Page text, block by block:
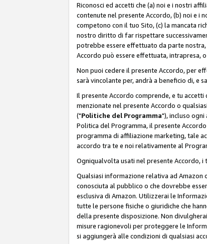
Riconosci ed accetti che (a) noi e i nostri
contenute nel presente Accordo, (b) noi e i
competono con il tuo Sito, (c) la mancata
nostro diritto di far rispettare
potrebbe essere effettuato da parte nostra,
Accordo può essere effettuata, intrapresa,
Non puoi cedere il presente Accordo, per
sarà vincolante per, andrà a beneficio di, e
Il presente Accordo comprende, e tu
menzionate nel presente Accordo o
("Politiche del Programma"), incluso
Politica del Programma, il presente
programma di affiliazione marketing, tale
accordo tra te e noi relativamente al
Ogniqualvolta usati nel presente Accordo, i
Qualsiasi informazione relativa ad Amazon
conosciuta al pubblico o che dovrebbe
esclusiva di Amazon. Utilizzerai le
tutte le persone fisiche o giuridiche che
della presente disposizione. Non
misure ragionevoli per proteggere le
si aggiungerà alle condizioni di qualsiasi